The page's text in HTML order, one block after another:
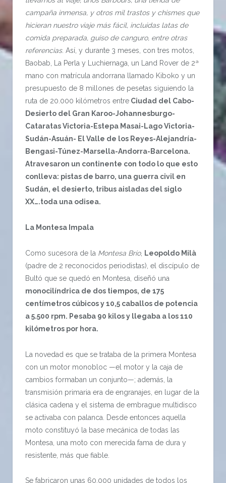
campaña inmensa, y otros mil trastos y chismes que
hicieran nuestro viaje más fácil, incluidas latas de
comida preparada, guiso de canguro, entre otras
referencias. Así, y durante 3 meses, con tres motos,
Baobab, La Perla y Luchiernaga, un Land Rover de 2ª
mano con matrícula andorrana llamado Kiboko y un
presupuesto de 8 millones de pesetas siguiendo la
ruta de 20.000 kilómetros entre Ciudad del Cabo-
Desierto del Gran Karoo-Johannesburgo-
Cataratas Victoria-Estepa Masai-Lago Victoria-
Sudán-Asuán- El Valle de los Reyes-Alejandría-
Bengasi-Túnez-Marsella-Andorra-Barcelona.
Atravesaron un continente con todo lo que esto
conlleva: pistas de barro, una guerra civil en
Sudán, el desierto, tribus aisladas del siglo
XX….toda una odisea.
La Montesa Impala
Como sucesora de la Montesa Brío, Leopoldo Milà
(padre de 2 reconocidos periodistas), el discípulo de
Bultó que se quedó en Montesa, diseñó una
monocilíndrica de dos tiempos, de 175
centímetros cúbicos y 10,5 caballos de potencia
a 5.500 rpm. Pesaba 90 kilos y llegaba a los 110
kilómetros por hora.
La novedad es que se trataba de la primera Montesa
con un motor monobloc —el motor y la caja de
cambios formaban un conjunto—; además, la
transmisión primaria era de engranajes, en lugar de la
clásica cadena y el sistema de embrague multidisco
se activaba con palanca. Desde entonces aquella
moto constituyó la base mecánica de todas las
Montesa, una moto con merecida fama de dura y
resistente, más que fiable.
Se fabricaron unas 60.000 unidades de todos los